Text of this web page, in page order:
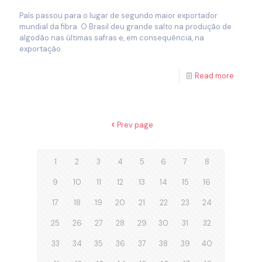
País passou para o lugar de segundo maior exportador
mundial da fibra. O Brasil deu grande salto na produção de
algodão nas últimas safras e, em consequência, na
exportação.
Read more
Prev page
1 2 3 4 5 6 7 8
9 10 11 12 13 14 15 16
17 18 19 20 21 22 23 24
25 26 27 28 29 30 31 32
33 34 35 36 37 38 39 40